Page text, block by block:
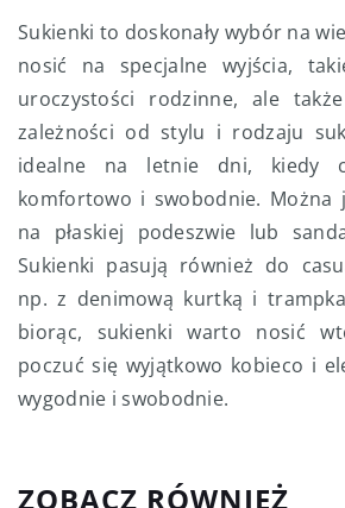
Sukienki to doskonały wybór na
nosić na specjalne wyjścia,
uroczystości rodzinne, ale
zależności od stylu i rodzaju
idealne na letnie dni, kiedy
komfortowo i swobodnie. Można
na płaskiej podeszwie lub
Sukienki pasują również do
np. z denimową kurtką i
biorąc, sukienki warto nosić
poczuć się wyjątkowo kobieco i
wygodnie i swobodnie.
ZOBACZ RÓWNIEŻ